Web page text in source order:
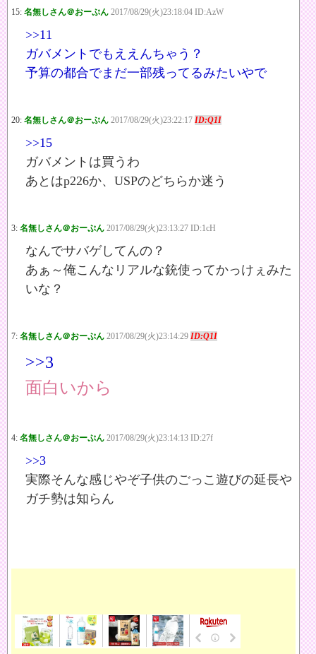
15: 名無しさん＠おーぷん 2017/08/29(火)23:18:04 ID:AzW
>>11
ガバメントでもええんちゃう？
予算の都合でまだ一部残ってるみたいやで
20: 名無しさん＠おーぷん 2017/08/29(火)23:22:17 ID:Q1I
>>15
ガバメントは買うわ
あとはp226か、USPのどちらか迷う
3: 名無しさん＠おーぷん 2017/08/29(火)23:13:27 ID:1cH
なんでサバゲしてんの？
あぁ～俺こんなリアルな銃使ってかっけぇみた
いな？
7: 名無しさん＠おーぷん 2017/08/29(火)23:14:29 ID:Q1I
>>3
面白いから
4: 名無しさん＠おーぷん 2017/08/29(火)23:14:13 ID:27f
>>3
実際そんな感じやぞ子供のごっこ遊びの延長や
ガチ勢は知らん